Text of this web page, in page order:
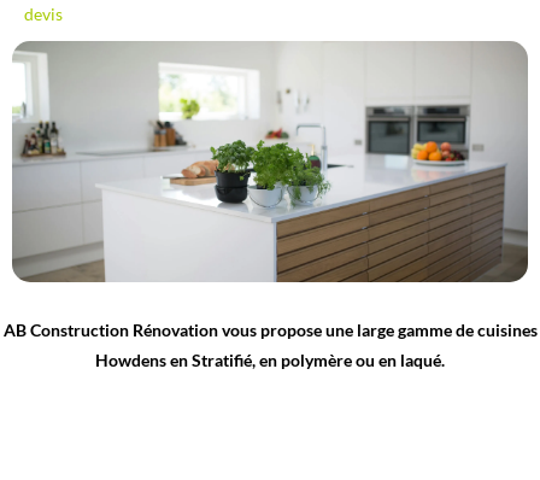
devis
AB Construction Rénovation vous propose une large gamme de cuisines
Howdens en Stratifié, en polymère ou en laqué.